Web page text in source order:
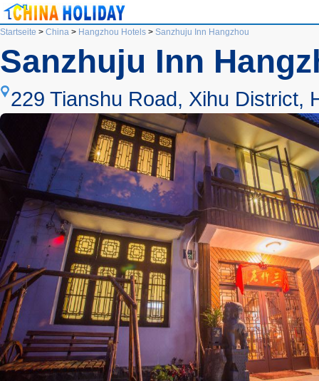
Startseite > China > Hangzhou Hotels > Sanzhuju Inn Hangzhou
Sanzhuju Inn
229 Tianshu Road, Xihu District,